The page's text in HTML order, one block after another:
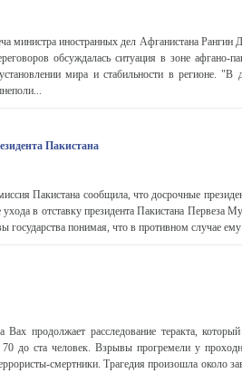
министра иностранных дел Афганистана
обсуждалась ситуация в зоне афгано-
мира и стабильности в регионе. "В
Пакистана
Пакистана сообщила, что досрочные
в отставку президента Пакистана Первеза
государства понимая, что в противном случае
Вах продолжает расследование теракта,
до ста человек. Взрывы прогремели у
смертники. Трагедия произошла около